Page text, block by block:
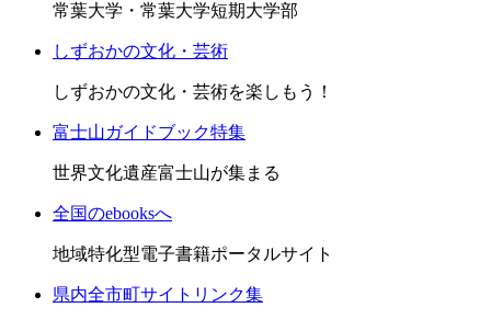
常葉大学・常葉大学短期大学部
しずおかの文化・芸術
しずおかの文化・芸術を楽しもう！
富士山ガイドブック特集
世界文化遺産富士山が集まる
全国のebooksへ
地域特化型電子書籍ポータルサイト
県内全市町サイトリンク集